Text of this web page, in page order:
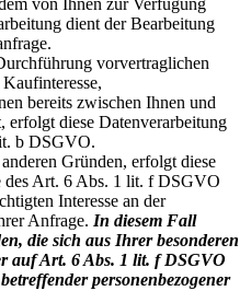
von Ihnen zur Verfügung
dient der Bearbeitung
vorvertraglichen
bereits zwischen Ihnen und
erfolgt diese Datenverarbeitung
b DSGVO.
Gründen, erfolgt diese
des Art. 6 Abs. 1 lit. f DSGVO
Interesse an der
Anfrage. In diesem Fall
die sich aus Ihrer besonderen
auf Art. 6 Abs. 1 lit. f DSGVO
personenbezogener